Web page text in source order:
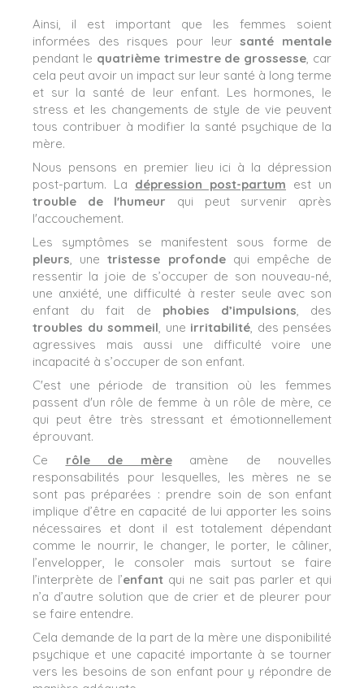
Ainsi, il est important que les femmes soient
informées des risques pour leursanté mentale
pendant le quatrième trimestre de grossesse, car
cela peut avoir un impact sur leur santé à long terme
et sur la santé de leur enfant. Les hormones, le
stress et les changements de style de vie peuvent
tous contribuer à modifier la santé psychique de la
mère.
Nous pensons en premier lieu ici à la dépression
post-partum. La dépression post-partum est un
trouble de l'humeur qui peut survenir après
l'accouchement.
Les symptômes se manifestent sous forme de
pleurs, unetristesse profondequi empêche de
ressentir la joie de s’occuper de son nouveau-né,
une anxiété, une difficulté à rester seule avec son
enfant du fait de phobies d’impulsions, des
troubles du sommeil, une irritabilité, des pensées
agressives mais aussi une difficulté voire une
incapacité à s’occuper de son enfant.
C'est une période de transition où les femmes
passent d'un rôle de femme à un rôle de mère, ce
qui peut être très stressant et émotionnellement
éprouvant.
Ce rôle de mère
amène de nouvelles
responsabilités pour lesquelles, les mères ne se
sont pas préparées : prendre soin de son enfant
implique d’être en capacité de lui apporter les soins
nécessaires et dont il est totalement dépendant
comme le nourrir, le changer, le porter, le câliner,
l’envelopper, le consoler mais surtout se faire
l’interprète de l’enfant qui ne sait pas parler et qui
n’a d’autre solution que de crier et de pleurer pour
se faire entendre.
Cela demande de la part de la mère une disponibilité
psychique et une capacité importante à se tourner
vers les besoins de son enfant pour y répondre de